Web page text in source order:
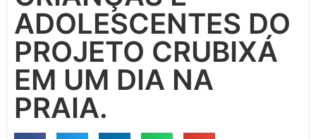
ADOLESCENTES DO
PROJETO CRUBIXÁ
EM UM DIA NA
PRAIA.